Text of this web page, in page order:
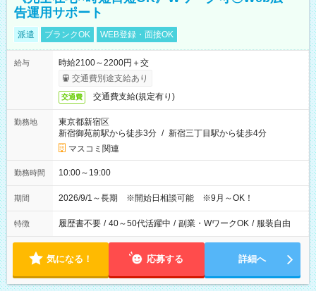
告運用サポート
派遣 ブランクOK WEB登録・面接OK
給与
時給2100～2200円＋交
交通費別途支給あり
交通費 交通費支給(規定有り)
勤務地
東京都新宿区
新宿御苑前駅から徒歩3分 / 新宿三丁目駅から徒歩4分
マスコミ関連
勤務時間 10:00～19:00
期間 2026/9/1～長期 ※開始日相談可能 ※9月～OK！
特徴 履歴書不要 / 40～50代活躍中 / 副業・WワークOK / 服装自由
気になる！ 応募する 詳細へ